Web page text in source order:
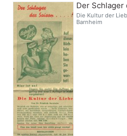
Der Schlager
Die Kultur der
Barnheim